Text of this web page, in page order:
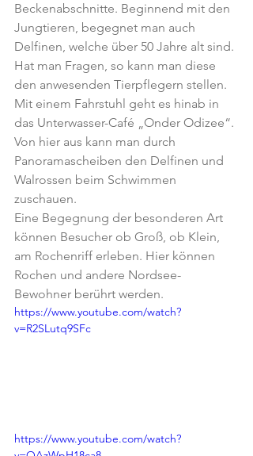
Beckenabschnitte. Beginnend mit den
Jungtieren, begegnet man auch
Delfinen, welche über 50 Jahre alt sind.
Hat man Fragen, so kann man diese
den anwesenden Tierpflegern stellen.
Mit einem Fahrstuhl geht es hinab in
das Unterwasser-Café „Onder Odizee“.
Von hier aus kann man durch
Panoramascheiben den Delfinen und
Walrossen beim Schwimmen
zuschauen.
Eine Begegnung der besonderen Art
können Besucher ob Groß, ob Klein,
am Rochenriff erleben. Hier können
Rochen und andere Nordsee-
Bewohner berührt werden.
https://www.youtube.com/watch?
v=R2SLutq9SFc
https://www.youtube.com/watch?